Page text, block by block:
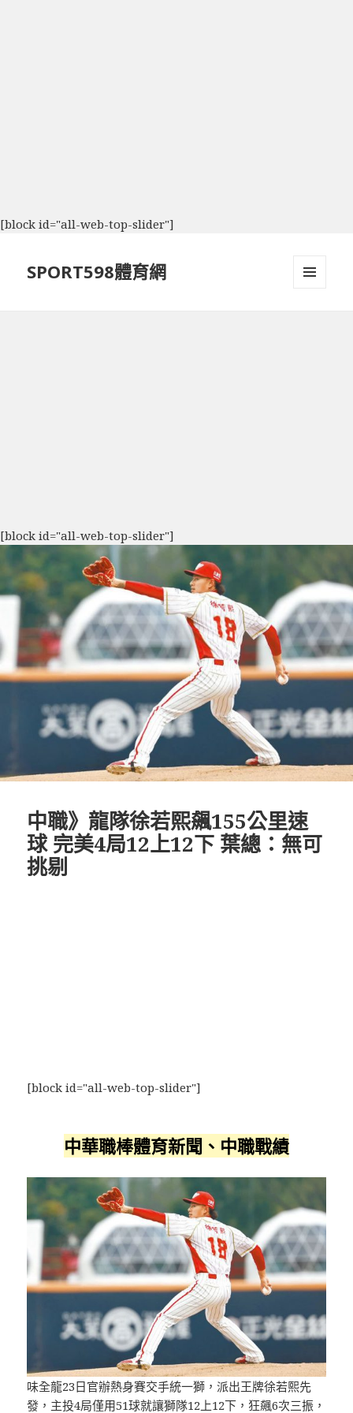
[block id="all-web-top-slider"]
SPORT598體育網
[block id="all-web-top-slider"]
中職》龍隊徐若熙飆155公里速
球 完美4局12上12下 葉總：無可
挑剔
[block id="all-web-top-slider"]
中華職棒體育新聞、中職戰績
味全龍23日官辦熱身賽交手統一獅，派出王牌徐若熙先
發，主投4局僅用51球就讓獅隊12上12下，狂飆6次三振，